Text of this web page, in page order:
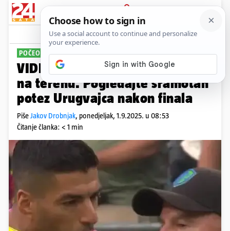
PRIJAVA
Sport Komentari
POČEO PLJUVATI
VIDEO Suarez opet zgrozio sve
na terenu. Pogledajte sramotan
potez Urugvajca nakon finala
PišeJakov Drobnjak, ponedjeljak, 1.9.2025. u 08:53
Čitanje članka: < 1 min